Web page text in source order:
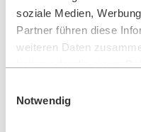
soziale Medien,
Partner führen diese
weiteren Daten
Notwendig
35 Stunden pro Woche